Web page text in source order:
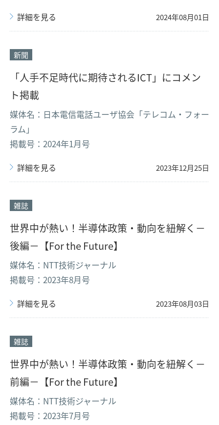
詳細を見る 2024年08月01日
新聞
「人手不足時代に期待されるICT」にコメン
ト掲載
媒体名：日本電信電話ユーザ協会「テレコム・フォー
ラム」
掲載号：2024年1月号
詳細を見る 2023年12月25日
雑誌
世界中が熱い！半導体政策・動向を紐解く－
後編－【For the Future】
媒体名：NTT技術ジャーナル
掲載号：2023年8月号
詳細を見る 2023年08月03日
雑誌
世界中が熱い！半導体政策・動向を紐解く－
前編－【For the Future】
媒体名：NTT技術ジャーナル
掲載号：2023年7月号